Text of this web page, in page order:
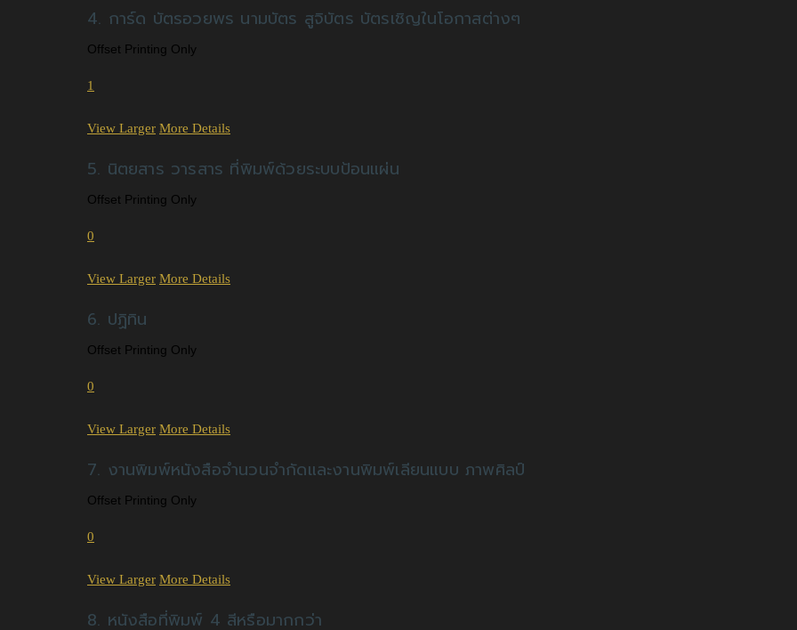
4. การ์ด บัตรอวยพร นามบัตร สูจิบัตร บัตรเชิญในโอกาสต่างๆ
Offset Printing Only
1
View Larger More Details
5. นิตยสาร วารสาร ที่พิมพ์ด้วยระบบป้อนแผ่น
Offset Printing Only
0
View Larger More Details
6. ปฏิทิน
Offset Printing Only
0
View Larger More Details
7. งานพิมพ์หนังสือจํานวนจํากัดและงานพิมพ์เลียนแบบ ภาพศิลป์
Offset Printing Only
0
View Larger More Details
8. หนังสือที่พิมพ์ 4 สีหรือมากกว่า